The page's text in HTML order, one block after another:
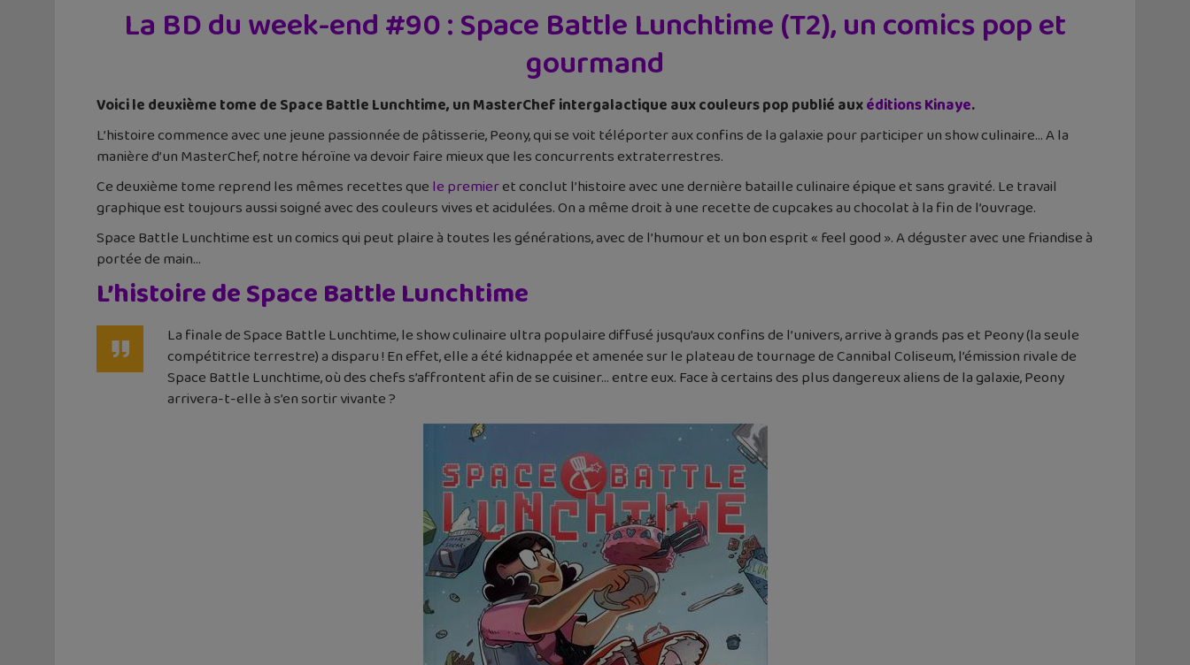
La BD du week-end #90 : Space Battle Lunchtime (T2), un comics pop et
gourmand
Voici le deuxième tome de Space Battle Lunchtime, un MasterChef intergalactique aux couleurs pop publié auxéditions Kinaye.
L’histoire commence avec une jeune passionnée de pâtisserie, Peony, qui se voit téléporter aux confins de la galaxie pour participer un show culinaire… A la
manière d’un MasterChef, notre héroïne va devoir faire mieux que les concurrents extraterrestres.
Ce deuxième tome reprend les mêmes recettes quele premieret conclut l’histoire avec une dernière bataille culinaire épique et sans gravité. Le travail
graphique est toujours aussi soigné avec des couleurs vives et acidulées. On a même droit à une recette de cupcakes au chocolat à la fin de l’ouvrage.
Space Battle Lunchtime est un comics qui peut plaire à toutes les générations, avec de l’humour et un bon esprit « feel good ». A déguster avec une friandise à
portée de main…
L’histoire de Space Battle Lunchtime
La finale de Space Battle Lunchtime, le show culinaire ultra populaire diffusé jusqu’aux confins de l’univers, arrive à grands pas et Peony (la seule
compétitrice terrestre) a disparu ! En effet, elle a été kidnappée et amenée sur le plateau de tournage de Cannibal Coliseum, l’émission rivale de
Space Battle Lunchtime, où des chefs s’affrontent afin de se cuisiner… entre eux. Face à certains des plus dangereux aliens de la galaxie, Peony
arrivera-t-elle à s’en sortir vivante ?